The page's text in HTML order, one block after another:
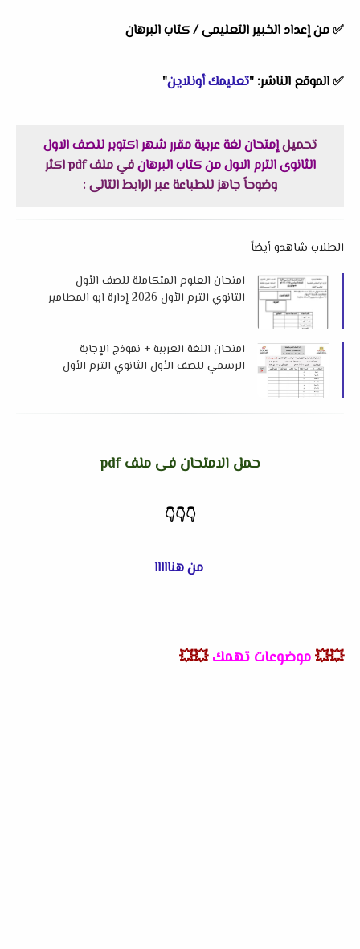
✅ من إعداد الخبير التعليمى / كتاب البرهان
✅ الموقع الناشر: "تعليمك أونلاين"
تحميلإمتحان لغة عربية مقرر شهر اكتوبر للصف الاول
الثانوى الترم الاول من كتاب البرهان
في ملف pdf اكثر
وضوحاً جاهز للطباعة عبر الرابط التالى :
الطلاب شاهدو أيضاً
امتحان العلوم المتكاملة للصف الأول
الثانوي الترم الأول 2026 إدارة ابو المطامير
امتحان اللغة العربية + نموذج الإجابة
الرسمي للصف الأول الثانوي الترم الأول
حمل الامتحان فى ملف pdf
👇
👇
👇
من هنااااا
💥💥موضوعات تهمك 💥💥